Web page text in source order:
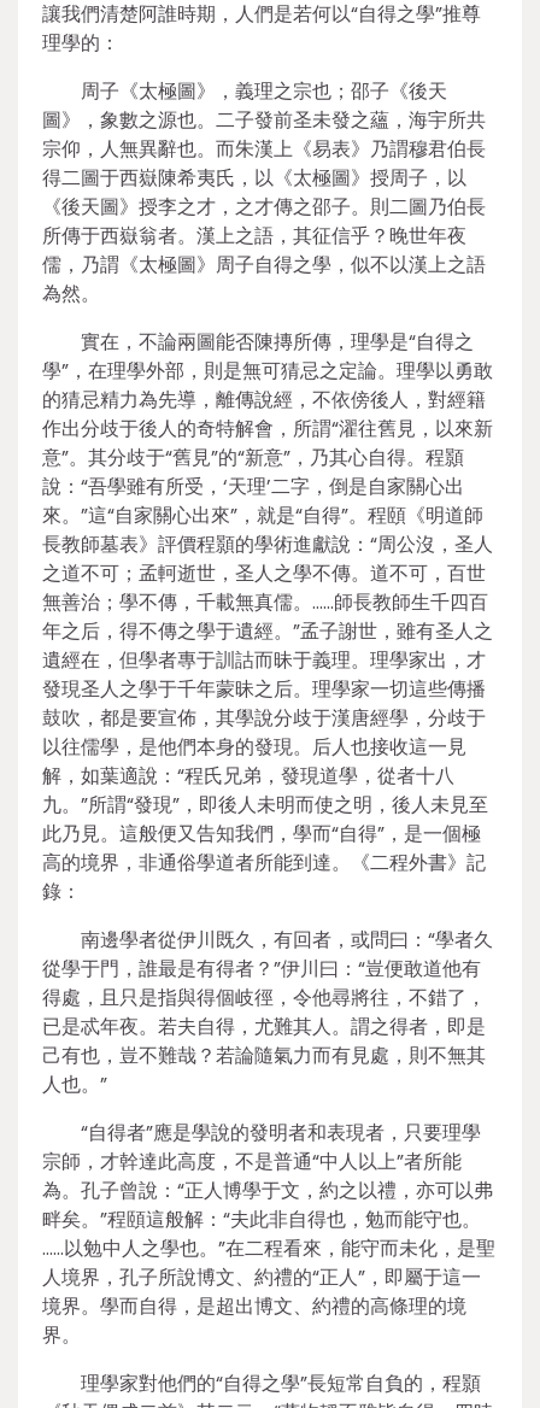
讓我們清楚阿誰時期，人們是若何以“自得之學”推尊
理學的：
周子《太極圖》，義理之宗也；邵子《後天
圖》，象數之源也。二子發前圣未發之蘊，海宇所共
宗仰，人無異辭也。而朱漢上《易表》乃謂穆君伯長
得二圖于西嶽陳希夷氏，以《太極圖》授周子，以
《後天圖》授李之才，之才傳之邵子。則二圖乃伯長
所傳于西嶽翁者。漢上之語，其征信乎？晚世年夜
儒，乃謂《太極圖》周子自得之學，似不以漢上之語
為然。
實在，不論兩圖能否陳摶所傳，理學是“自得之
學”，在理學外部，則是無可猜忌之定論。理學以勇敢
的猜忌精力為先導，離傳說經，不依傍後人，對經籍
作出分歧于後人的奇特解會，所謂“濯往舊見，以來新
意”。其分歧于“舊見”的“新意”，乃其心自得。程顥
說：“吾學雖有所受，‘天理’二字，倒是自家關心出
來。”這“自家關心出來”，就是“自得”。程頤《明道師
長教師墓表》評價程顥的學術進獻說：“周公沒，圣人
之道不可；孟軻逝世，圣人之學不傳。道不可，百世
無善治；學不傳，千載無真儒。……師長教師生千四百
年之后，得不傳之學于遺經。”孟子謝世，雖有圣人之
遺經在，但學者專于訓詁而昧于義理。理學家出，才
發現圣人之學于千年蒙昧之后。理學家一切這些傳播
鼓吹，都是要宣佈，其學說分歧于漢唐經學，分歧于
以往儒學，是他們本身的發現。后人也接收這一見
解，如葉適說：“程氏兄弟，發現道學，從者十八
九。”所謂“發現”，即後人未明而使之明，後人未見至
此乃見。這般便又告知我們，學而“自得”，是一個極
高的境界，非通俗學道者所能到達。《二程外書》記
錄：
南邊學者從伊川既久，有回者，或問曰：“學者久
從學于門，誰最是有得者？”伊川曰：“豈便敢道他有
得處，且只是指與得個岐徑，令他尋將往，不錯了，
已是忒年夜。若夫自得，尤難其人。謂之得者，即是
己有也，豈不難哉？若論隨氣力而有見處，則不無其
人也。”
“自得者”應是學說的發明者和表現者，只要理學
宗師，才幹達此高度，不是普通“中人以上”者所能
為。孔子曾說：“正人博學于文，約之以禮，亦可以弗
畔矣。”程頤這般解：“夫此非自得也，勉而能守也。
……以勉中人之學也。”在二程看來，能守而未化，是聖
人境界，孔子所說博文、約禮的“正人”，即屬于這一
境界。學而自得，是超出博文、約禮的高條理的境
界。
理學家對他們的“自得之學”長短常自負的，程顥